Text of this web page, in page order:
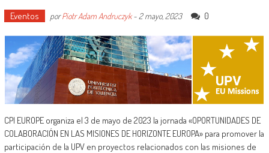
Eventos porPiotr Adam Andruczyk- 2 mayo, 2023 0
CPI EUROPE organiza el 3 de mayo de 2023 la jornada «OPORTUNIDADES DE
COLABORACIÓN EN LAS MISIONES DE HORIZONTE EUROPA» para promover la
participación de la UPV en proyectos relacionados con las misiones de